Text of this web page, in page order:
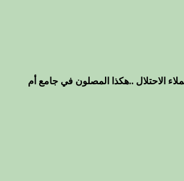
الاحتلال ..هكذا المصلون في جامع أم